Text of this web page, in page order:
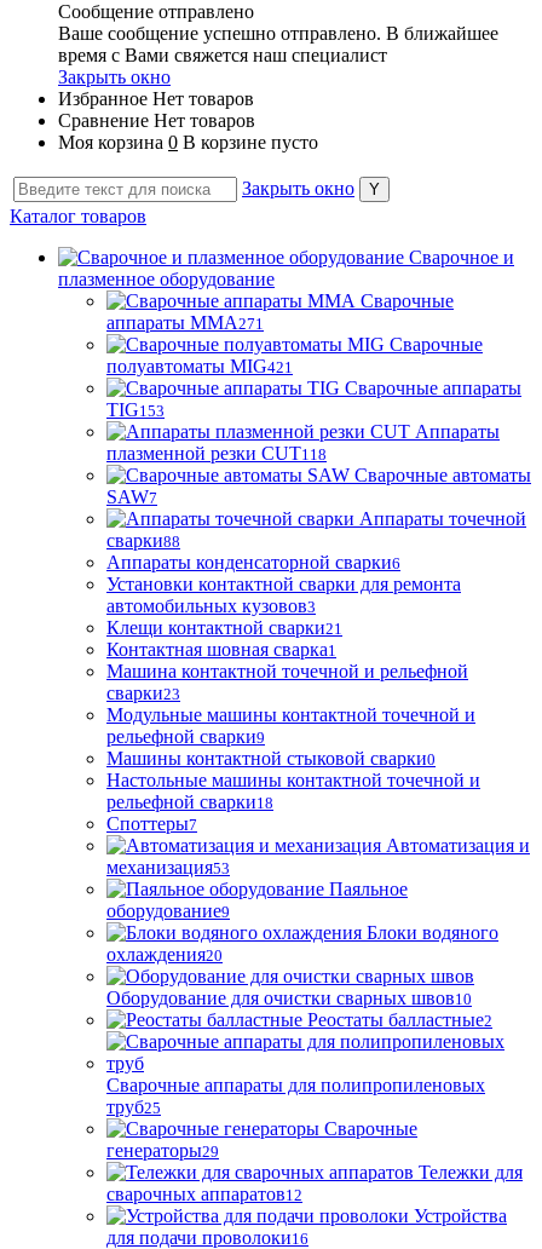
Сообщение отправлено
Ваше сообщение успешно отправлено. В ближайшее
время с Вами свяжется наш специалист
Закрыть окно
Избранное Нет товаров
Сравнение Нет товаров
Моя корзина 0 В корзине пусто
Закрыть окно
Каталог товаров
Сварочное и
плазменное оборудование
Сварочные
аппараты MMA271
Сварочные
полуавтоматы MIG421
Сварочные аппараты
TIG153
Аппараты
плазменной резки CUT118
Сварочные автоматы
SAW7
Аппараты точечной
сварки88
Аппараты конденсаторной сварки6
Установки контактной сварки для ремонта
автомобильных кузовов3
Клещи контактной сварки21
Контактная шовная сварка1
Машина контактной точечной и рельефной
сварки23
Модульные машины контактной точечной и
рельефной сварки9
Машины контактной стыковой сварки0
Настольные машины контактной точечной и
рельефной сварки18
Споттеры7
Автоматизация и
механизация53
Паяльное
оборудование9
Блоки водяного
охлаждения20
Оборудование для очистки сварных швов10
Реостаты балластные2
Сварочные аппараты для полипропиленовых
труб25
Сварочные
генераторы29
Тележки для
сварочных аппаратов12
Устройства
для подачи проволоки16